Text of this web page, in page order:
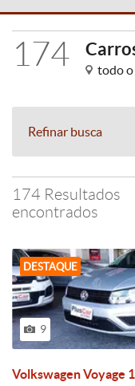
174 todo o
Refinar busca
174 Resultados
encontrados
DESTAQUE
9
Volkswagen Voyage